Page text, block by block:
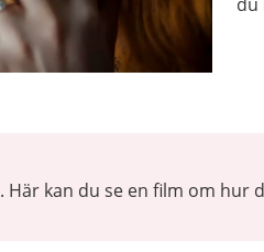
kan du se en film om hur